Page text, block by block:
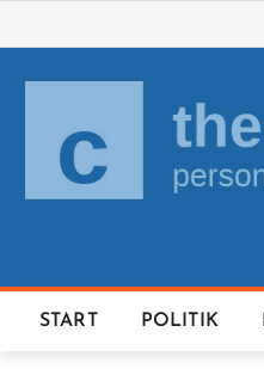
to
content
START POLITIK